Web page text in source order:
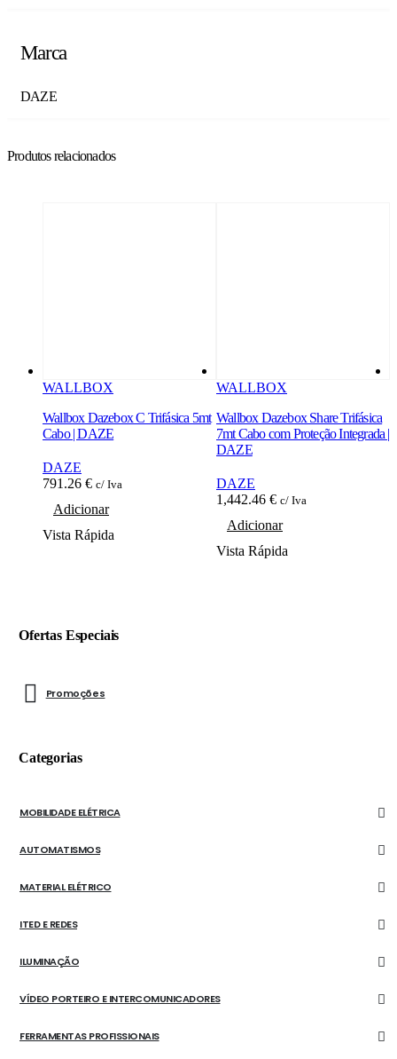
Marca
DAZE
Produtos relacionados
WALLBOX
Wallbox Dazebox C Trifásica 5mt
Cabo | DAZE
DAZE
791.26 € c/ Iva
Adicionar
Vista Rápida
WALLBOX
Wallbox Dazebox Share Trifásica
7mt Cabo com Proteção Integrada |
DAZE
DAZE
1,442.46 € c/ Iva
Adicionar
Vista Rápida
Ofertas Especiais
Promoções
Categorias
MOBILIDADE ELÉTRICA
AUTOMATISMOS
MATERIAL ELÉTRICO
ITED E REDES
ILUMINAÇÃO
VÍDEO PORTEIRO E INTERCOMUNICADORES
FERRAMENTAS PROFISSIONAIS